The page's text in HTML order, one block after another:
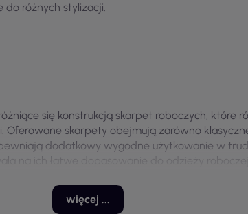
do różnych stylizacji.
się konstrukcją skarpet roboczych, które
Oferowane skarpety obejmują zarówno
dodatkowy wygodne użytkowanie w
więcej ...